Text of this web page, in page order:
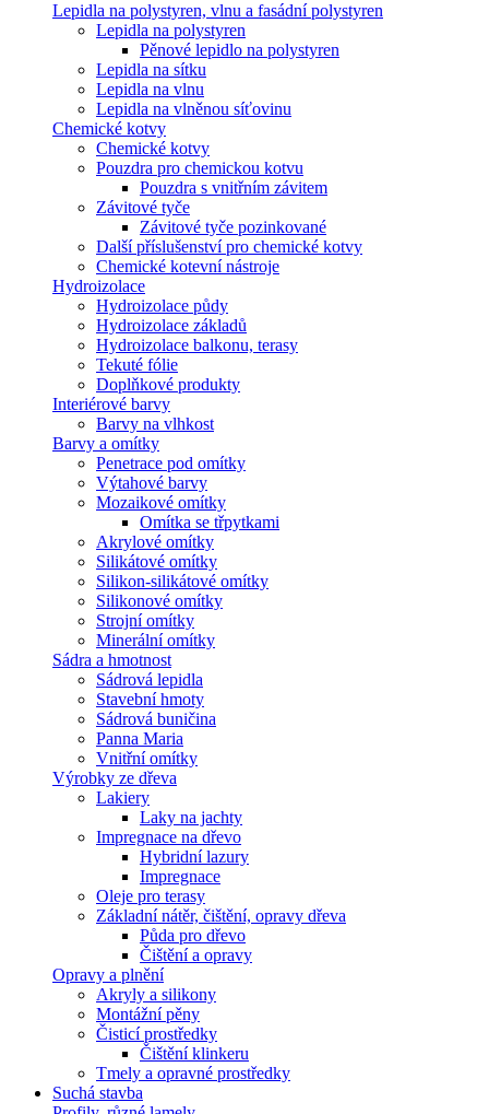
Lepidla na polystyren, vlnu a fasádní polystyren
Lepidla na polystyren
Pěnové lepidlo na polystyren
Lepidla na sítku
Lepidla na vlnu
Lepidla na vlněnou síťovinu
Chemické kotvy
Chemické kotvy
Pouzdra pro chemickou kotvu
Pouzdra s vnitřním závitem
Závitové tyče
Závitové tyče pozinkované
Další příslušenství pro chemické kotvy
Chemické kotevní nástroje
Hydroizolace
Hydroizolace půdy
Hydroizolace základů
Hydroizolace balkonu, terasy
Tekuté fólie
Doplňkové produkty
Interiérové barvy
Barvy na vlhkost
Barvy a omítky
Penetrace pod omítky
Výtahové barvy
Mozaikové omítky
Omítka se třpytkami
Akrylové omítky
Silikátové omítky
Silikon-silikátové omítky
Silikonové omítky
Strojní omítky
Minerální omítky
Sádra a hmotnost
Sádrová lepidla
Stavební hmoty
Sádrová buničina
Panna Maria
Vnitřní omítky
Výrobky ze dřeva
Lakiery
Laky na jachty
Impregnace na dřevo
Hybridní lazury
Impregnace
Oleje pro terasy
Základní nátěr, čištění, opravy dřeva
Půda pro dřevo
Čištění a opravy
Opravy a plnění
Akryly a silikony
Montážní pěny
Čisticí prostředky
Čištění klinkeru
Tmely a opravné prostředky
Suchá stavba